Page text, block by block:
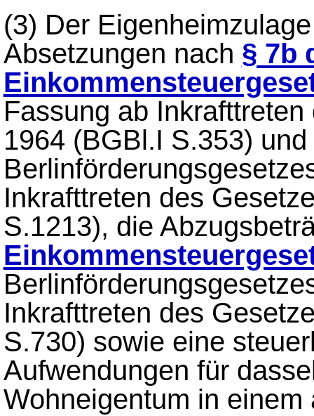
(3) Der
Absetzungen nach § 7b
Fassung ab
1964 (BGBl.I S.353)
Inkrafttreten des
S.1213), die
Inkrafttreten des
S.730) sowie eine
Aufwendungen für
Wohneigentum in